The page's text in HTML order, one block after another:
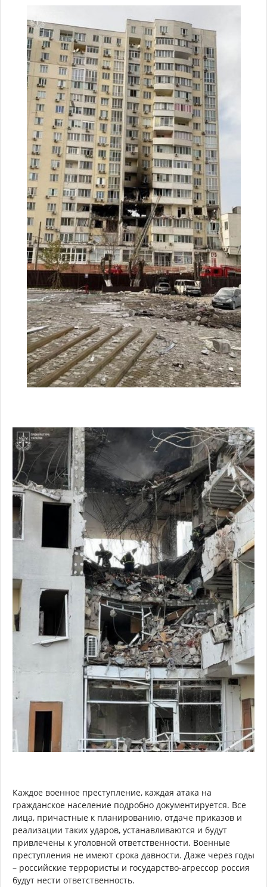
Каждое военное преступление, каждая атака на
гражданское население подробно документируется. Все
лица, причастные к планированию, отдаче приказов и
реализации таких ударов, устанавливаются и будут
привлечены к уголовной ответственности. Военные
преступления не имеют срока давности. Даже через годы
– российские террористы и государство-агрессор россия
будут нести ответственность.